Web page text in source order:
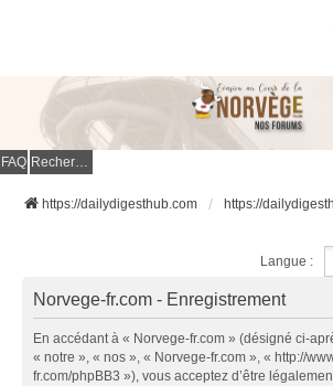
FAQ Rechercher
https://dailydigesthub.com https://
Langue :
Norvege-fr.com - Enregistrement
En accédant à « Norvege-fr.com » (désigné ci-
« notre », « nos », « Norvege-fr.com », « http://
fr.com/phpBB3 »), vous acceptez d’être